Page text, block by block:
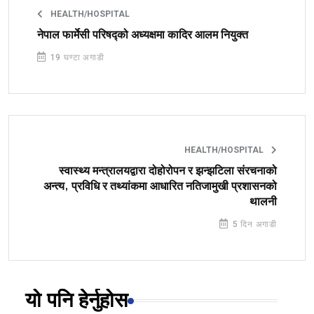
HEALTH/HOSPITAL
नेपाल फार्मेसी परिषद्को अध्यक्षमा कादिर आलम नियुक्त
19 घण्टा अगाडी
HEALTH/HOSPITAL
स्वास्थ्य मन्त्रालयद्वारा दोहोरोपन र झन्झटिला संरचनाको
अन्त्य, प्रविधि र तथ्यांकमा आधारित नतिजामुखी प्रशासनको
थालनी
5 दिन अगाडी
यो पनि हेर्नुहोस